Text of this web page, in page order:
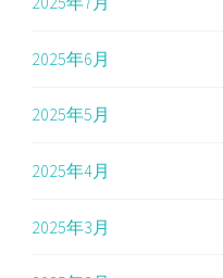
2025年6月
2025年5月
2025年4月
2025年3月